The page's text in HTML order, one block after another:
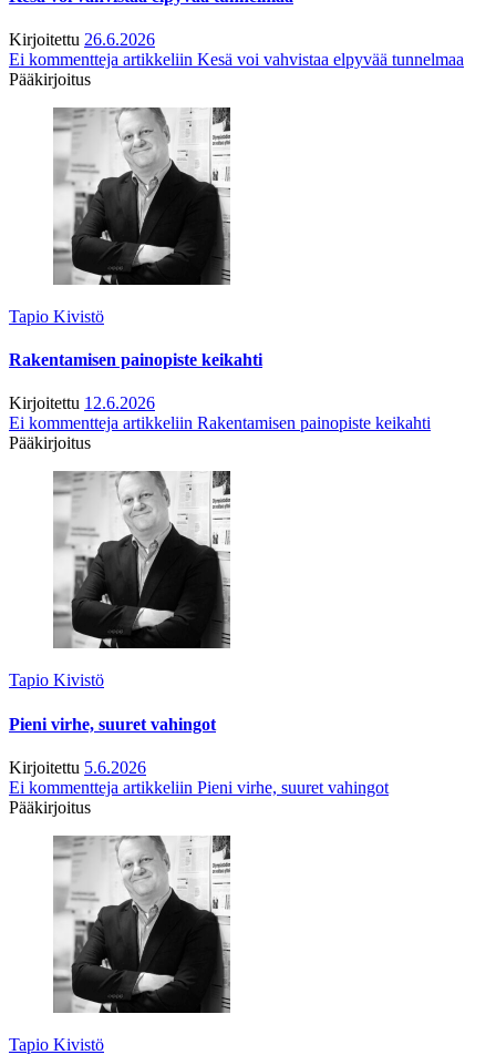
Kirjoitettu 26.6.2026
Ei kommentteja artikkeliin Kesä voi vahvistaa elpyvää tunnelmaa
Pääkirjoitus
Tapio Kivistö
Rakentamisen painopiste keikahti
Kirjoitettu 12.6.2026
Ei kommentteja artikkeliin Rakentamisen painopiste keikahti
Pääkirjoitus
Tapio Kivistö
Pieni virhe, suuret vahingot
Kirjoitettu 5.6.2026
Ei kommentteja artikkeliin Pieni virhe, suuret vahingot
Pääkirjoitus
Tapio Kivistö